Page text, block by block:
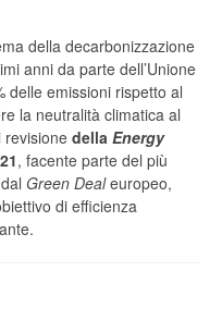
della decarbonizzazione
anni da parte dell’Unione
delle emissioni rispetto al
la neutralità climatica al
revisione della Energy
, facente parte del più
Green Dealeuropeo,
di efficienza